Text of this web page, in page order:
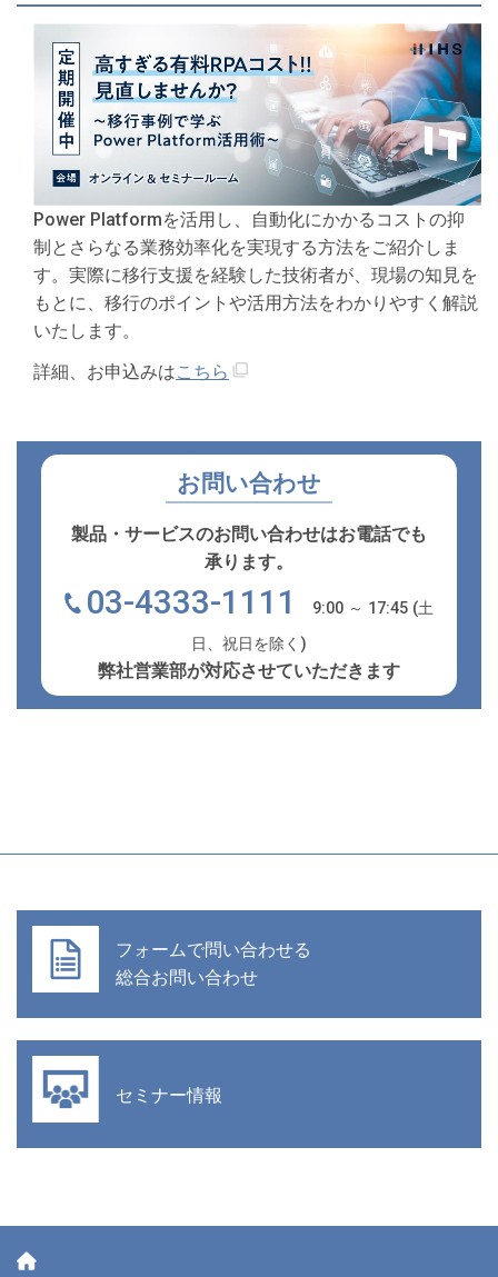
Power Platformを活用し、自動化にかかるコストの抑
制とさらなる業務効率化を実現する方法をご紹介しま
す。実際に移行支援を経験した技術者が、現場の知見を
もとに、移行のポイントや活用方法をわかりやすく解説
いたします。
詳細、お申込みはこちら
お問い合わせ
製品・サービスのお問い合わせはお電話でも
承ります。
03-4333-1111
9:00 ～ 17:45 (土
日、祝日を除く)
弊社営業部が対応させていただきます
フォームで問い合わせる
総合お問い合わせ
セミナー情報